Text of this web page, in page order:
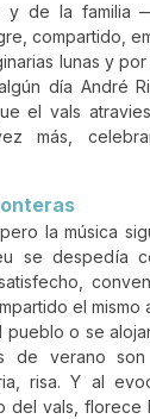
de la familia
compartido,
lunas y por
día André
el vals
más,
la música
se despedía
el mismo
pueblo o se
de verano
risa. Y al
del vals,